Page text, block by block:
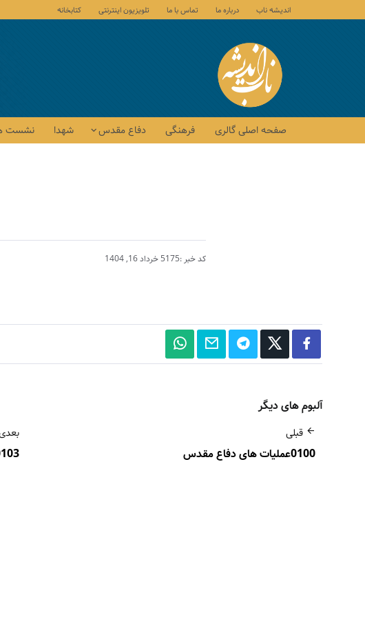
اندیشه ناب درباره ما تماس با ما تلویزیون اینترنتی کتابخانه
صفحه اصلی گالری فرهنگی دفاع مقدس شهدا نشست
کد خبر :5175 خرداد 16, 1404
آلبوم های دیگر
قبلی
0100عملیات های دفاع مقدس